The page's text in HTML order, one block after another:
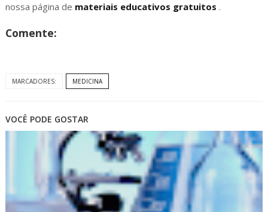
nossa página de materiais educativos gratuitos .
Comente:
MARCADORES: MEDICINA
VOCÊ PODE GOSTAR